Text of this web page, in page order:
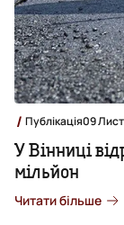
Публікація09
У Вінниці
мільйон
Читати більше